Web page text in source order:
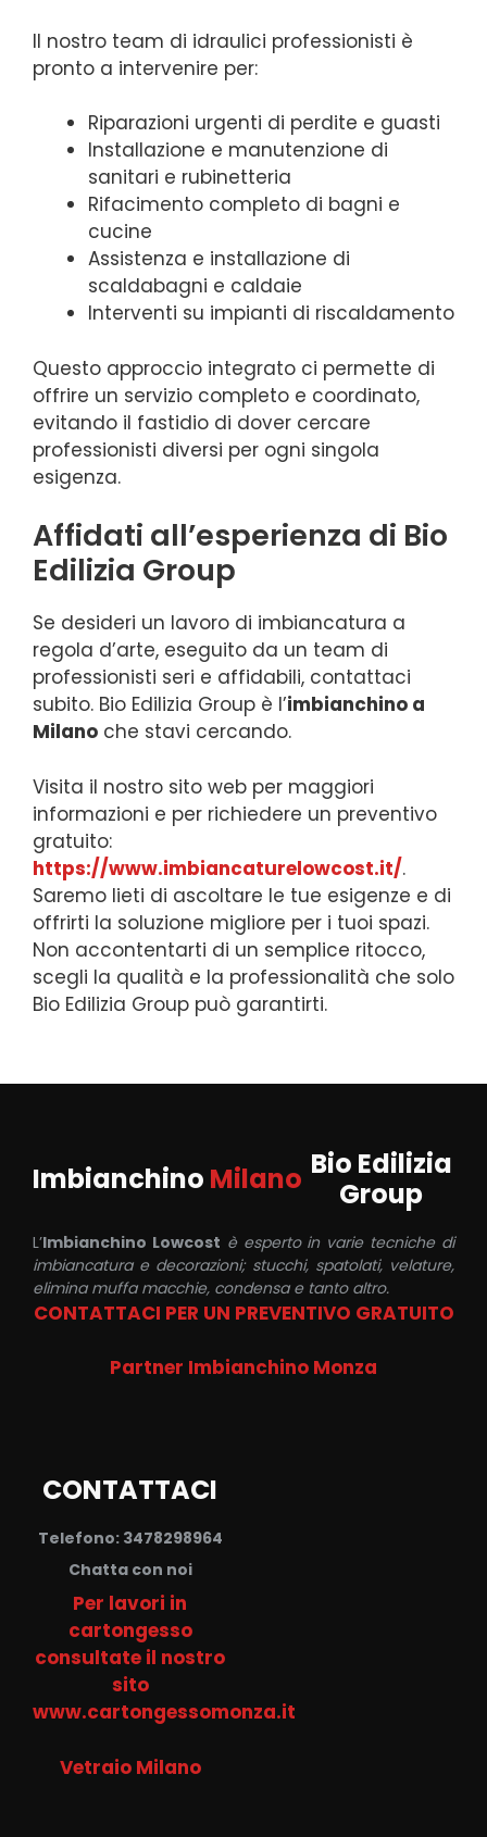
Il nostro team di idraulici professionisti è
pronto a intervenire per:
Riparazioni urgenti di perdite e guasti
Installazione e manutenzione di
sanitari e rubinetteria
Rifacimento completo di bagni e
cucine
Assistenza e installazione di
scaldabagni e caldaie
Interventi su impianti di riscaldamento
Questo approccio integrato ci permette di
offrire un servizio completo e coordinato,
evitando il fastidio di dover cercare
professionisti diversi per ogni singola
esigenza.
Affidati all’esperienza di Bio
Edilizia Group
Se desideri un lavoro di imbiancatura a
regola d’arte, eseguito da un team di
professionisti seri e affidabili, contattaci
subito. Bio Edilizia Group è l’imbianchino a
Milano che stavi cercando.
Visita il nostro sito web per maggiori
informazioni e per richiedere un preventivo
gratuito:
https://www.imbiancaturelowcost.it/.
Saremo lieti di ascoltare le tue esigenze e di
offrirti la soluzione migliore per i tuoi spazi.
Non accontentarti di un semplice ritocco,
scegli la qualità e la professionalità che solo
Bio Edilizia Group può garantirti.
Imbianchino Milano Bio Edilizia
Group
L’Imbianchino Lowcost è esperto in varie tecniche di
imbiancatura e decorazioni; stucchi, spatolati, velature,
elimina muffa macchie, condensa e tanto altro.
CONTATTACI PER UN PREVENTIVO GRATUITO
Partner Imbianchino Monza
CONTATTACI
Telefono: 3478298964
Chatta con noi
Per lavori in
cartongesso
consultate il nostro
sito
www.cartongessomonza.it
Vetraio Milano